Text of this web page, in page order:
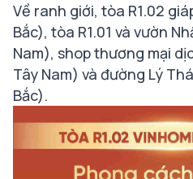
Về ranh giới, tòa R1.02
Bắc), tòa R1.01 và vườn
Nam), shop thương mại
Tây Nam) và đường Lý
Bắc).